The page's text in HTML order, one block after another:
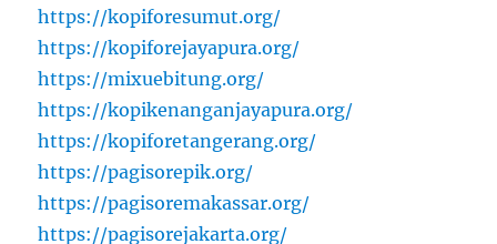
https://kopiforesumut.org/
https://kopiforejayapura.org/
https://mixuebitung.org/
https://kopikenanganjayapura.org/
https://kopiforetangerang.org/
https://pagisorepik.org/
https://pagisoremakassar.org/
https://pagisorejakarta.org/